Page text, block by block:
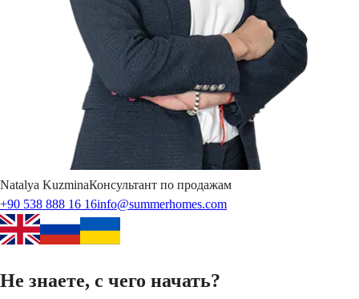
Natalya KuzminaКонсультант по продажам
+90 538 888 16 16info@summerhomes.com
Не знаете, с чего начать?